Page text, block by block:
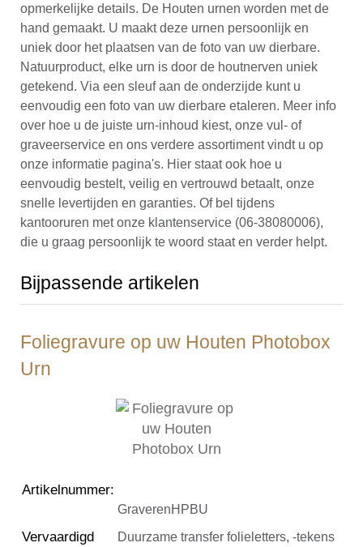
opmerkelijke details. De Houten urnen worden met de
hand gemaakt. U maakt deze urnen persoonlijk en
uniek door het plaatsen van de foto van uw dierbare.
Natuurproduct, elke urn is door de houtnerven uniek
getekend. Via een sleuf aan de onderzijde kunt u
eenvoudig een foto van uw dierbare etaleren. Meer info
over hoe u de juiste urn-inhoud kiest, onze vul- of
graveerservice en ons verdere assortiment vindt u op
onze informatie pagina's. Hier staat ook hoe u
eenvoudig bestelt, veilig en vertrouwd betaalt, onze
snelle levertijden en garanties. Of bel tijdens
kantooruren met onze klantenservice (06-38080006),
die u graag persoonlijk te woord staat en verder helpt.
Bijpassende artikelen
Foliegravure op uw Houten Photobox
Urn
Artikelnummer:
GraverenHPBU
Vervaardigd
Duurzame transfer folieletters, -tekens